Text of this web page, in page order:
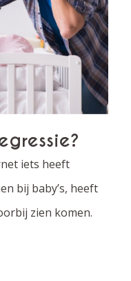
iets heeft
bij baby’s, heeft
zien komen.